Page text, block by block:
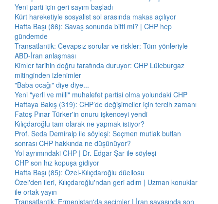
Yeni parti için geri sayım başladı
Kürt hareketiyle sosyalist sol arasında makas açılıyor
Hafta Başı (86): Savaş sonunda bitti mi? | CHP hep
gündemde
Transatlantik: Cevapsız sorular ve riskler: Tüm yönleriyle
ABD-İran anlaşması
Kimler tarihin doğru tarafında duruyor: CHP Lüleburgaz
mitinginden izlenimler
"Baba ocağı" diye diye...
Yeni "yerli ve milli" muhalefet partisi olma yolundaki CHP
Haftaya Bakış (319): CHP’de değişimciler için tercih zamanı
Fatoş Pınar Türker'in onuru işkenceyi yendi
Kılıçdaroğlu tam olarak ne yapmak istiyor?
Prof. Seda Demiralp ile söyleşi: Seçmen mutlak butlan
sonrası CHP hakkında ne düşünüyor?
Yol ayrımındaki CHP | Dr. Edgar Şar ile söyleşi
CHP son hız kopuşa gidiyor
Hafta Başı (85): Özel-Kılıçdaroğlu düellosu
Özel'den ileri, Kılıçdaroğlu'ndan geri adım | Uzman konuklar
ile ortak yayın
Transatlantik: Ermenistan'da seçimler | İran savaşında son